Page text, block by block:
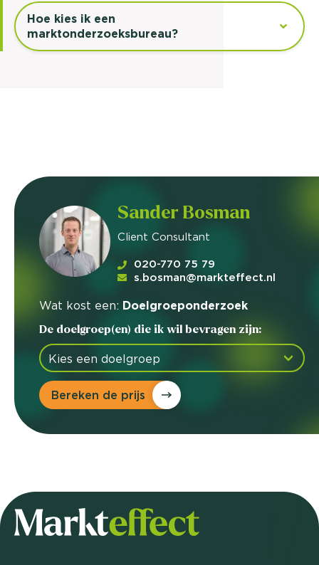
Hoe kies ik een
marktonderzoeksbureau?
Sander Bosman
Client Consultant
020-770 75 79
s.bosman@markteffect.nl
Wat kost een: Doelgroeponderzoek
De doelgroep(en) die ik wil bevragen zijn:
Bereken de prijs